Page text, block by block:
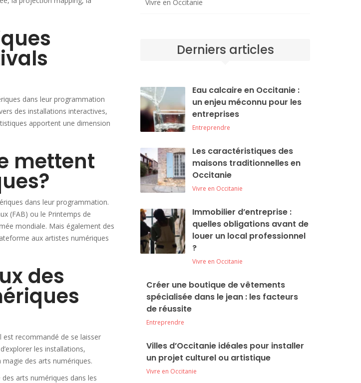
dans leur programmation
des installations interactives,
apportent une dimension
mettent
dans leur programmation.
(FAB) ou le Printemps de
mondiale. Mais également des
aux artistes numériques
des
est recommandé de se laisser
les installations,
des arts numériques.
arts numériques dans les
Vivre en Occitanie
Derniers articles
Eau calcaire en Occitanie :
un enjeu méconnu pour les
entreprises
Entreprendre
Les caractéristiques des
maisons traditionnelles en
Occitanie
Vivre en Occitanie
Immobilier d’entreprise :
quelles obligations avant de
louer un local professionnel
?
Vivre en Occitanie
Créer une boutique de vêtements
spécialisée dans le jean : les facteurs
de réussite
Entreprendre
Villes d’Occitanie idéales pour installer
un projet culturel ou artistique
Vivre en Occitanie